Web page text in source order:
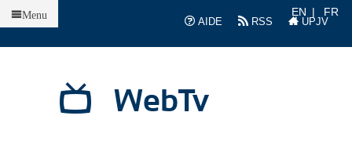
AIDE
RSS UPJV
EN FR
WebTv
Menu